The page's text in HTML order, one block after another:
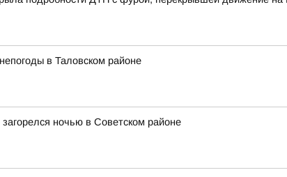
в Таловском районе
загорелся ночью в Советском районе